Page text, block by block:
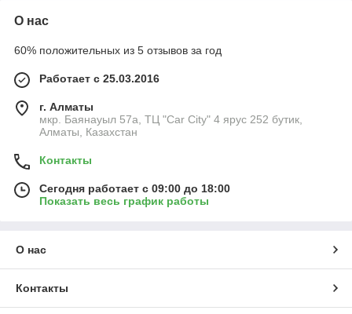
О нас
60% положительных из 5 отзывов за год
Работает с 25.03.2016
г. Алматы
мкр. Баянауыл 57а, ТЦ "Car Сity" 4 ярус 252 бутик,
Алматы, Казахстан
Контакты
Сегодня работает с 09:00 до 18:00
Показать весь график работы
О нас
Контакты